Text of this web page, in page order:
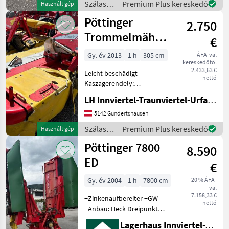
Használt gép
Hochstellung +
Gelenkwelle + Sch
Szálastakarmány
betakarítók
/
Pöttinger
Premium Plus kereskedő
Használt gép
Pöttinger
Trommelmähwerk
311
2.750
€
ÁFA-val
kereskedőtől
2.433,63 €
nettó
Gy. év 2013 1 h
305 cm
Leicht beschädigt
Kaszagerendely:
Rendterelő lemez, :
Frontkasza
Szálastakarmány
betakarítók Kasza
LH Innviertel-Traunviertel-Urfahr eGen, Gundertshausen
5142 Gundertshausen
Szálastakarmány
betakarítók
/
Pöttinger
Premium Plus kereskedő
Pöttinger 7800
ED
8.590
€
20 % ÁFA-
val
7.158,33 €
nettó
Gy. év 2004 1 h
7800 cm
+Zinkenaufbereiter +GW
+Anbau: Heck Dreipunkt
+Anbaukategorie: Kat. 3
Lagerhaus Innviertel-Traunviertel-Urfahr eGen, Kirchdorf